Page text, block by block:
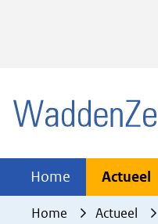
het
cookies
Home Actueel
Home Actueel